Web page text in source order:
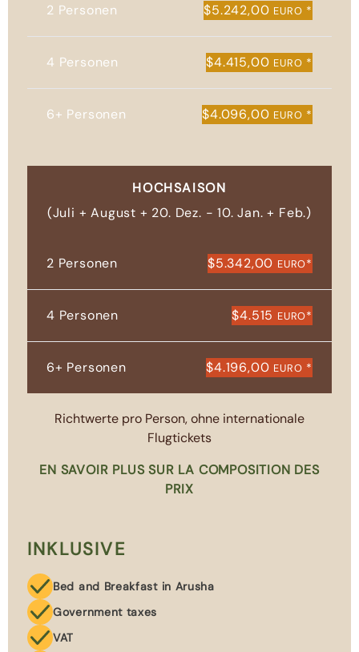
2 Personen $5.242,00 EURO *
4 Personen $4.415,00 EURO *
6+ Personen $4.096,00 EURO *
HOCHSAISON
(Juli + August + 20. Dez. - 10. Jan. + Feb.)
2 Personen $5.342,00 EURO*
4 Personen $4.515 EURO*
6+ Personen $4.196,00 EURO *
Richtwerte pro Person, ohne internationale
Flugtickets
EN SAVOIR PLUS SUR LA COMPOSITION DES
PRIX
INKLUSIVE
Bed and Breakfast in Arusha
Government taxes
VAT